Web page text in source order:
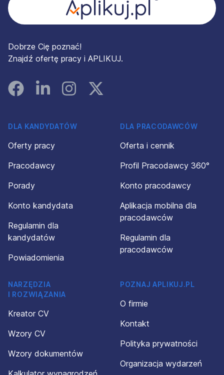
Dobrze Cię poznać!
Znajdź ofertę pracy i APLIKUJ.
FacebookLinked InInstagramInstagram
DLA KANDYDATÓW
Oferty pracy
Pracodawcy
Porady
Konto kandydata
Regulamin dla
kandydatów
Powiadomienia
DLA PRACODAWCÓW
Oferta i cennik
Profil Pracodawcy 360°
Konto pracodawcy
Aplikacja mobilna dla
pracodawców
Regulamin dla
pracodawców
NARZĘDZIA
I ROZWIĄZANIA
Kreator CV
Wzory CV
Wzory dokumentów
POZNAJ APLIKUJ.PL
O firmie
Kontakt
Polityka prywatności
Organizacja wydarzeń